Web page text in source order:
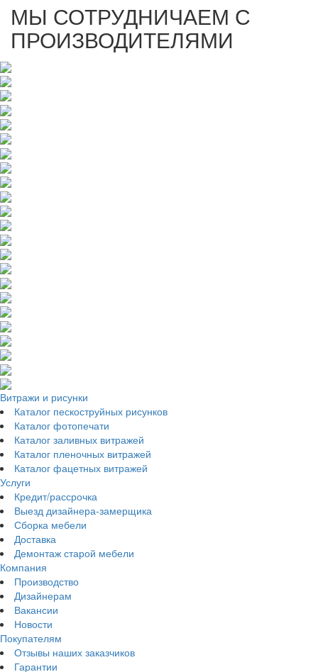
МЫ СОТРУДНИЧАЕМ С
ПРОИЗВОДИТЕЛЯМИ
Витражи и рисунки
Каталог пескоструйных рисунков
Каталог фотопечати
Каталог заливных витражей
Каталог пленочных витражей
Каталог фацетных витражей
Услуги
Кредит/рассрочка
Выезд дизайнера-замерщика
Сборка мебели
Доставка
Демонтаж старой мебели
Компания
Производство
Дизайнерам
Вакансии
Новости
Покупателям
Отзывы наших заказчиков
Гарантии